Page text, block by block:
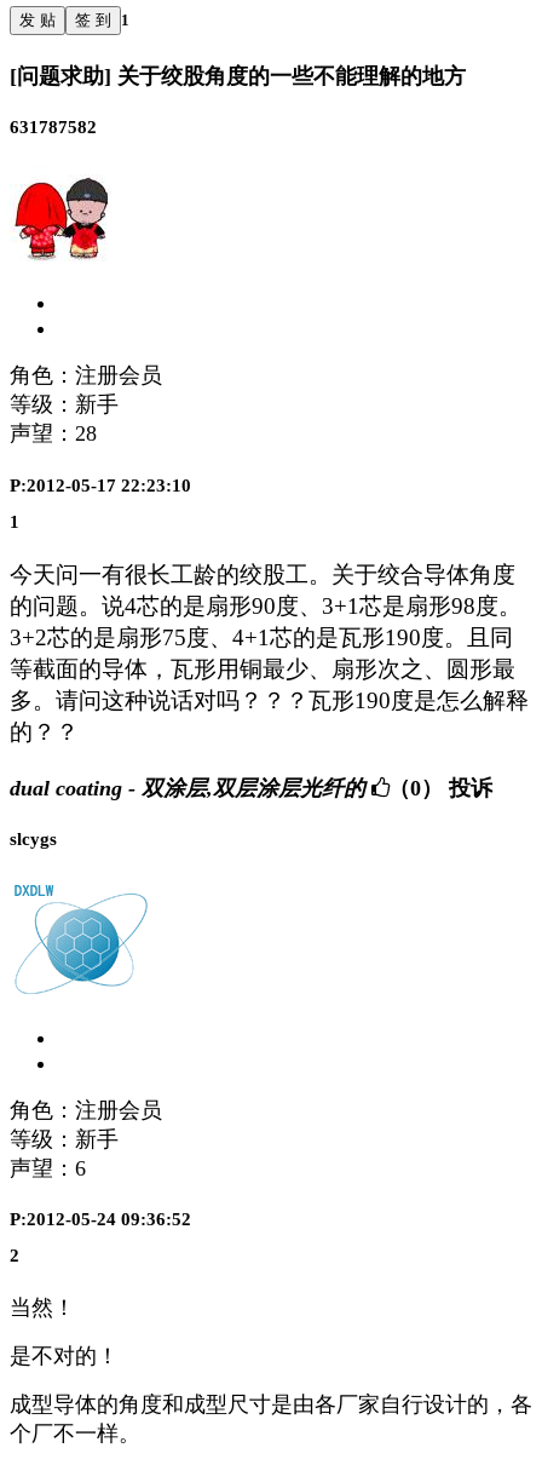
发 贴 签 到 1
[问题求助] 关于绞股角度的一些不能理解的地方
631787582
角色：注册会员
等级：新手
声望： 28
P:2012-05-17 22:23:10
1
今天问一有很长工龄的绞股工。关于绞合导体角度
的问题。说4芯的是扇形90度、3+1芯是扇形98度。
3+2芯的是扇形75度、4+1芯的是瓦形190度。且同
等截面的导体，瓦形用铜最少、扇形次之、圆形最
多。请问这种说话对吗？？？瓦形190度是怎么解释
的？？
dual coating - 双涂层,双层涂层光纤的 （0） 投诉
slcygs
角色：注册会员
等级：新手
声望： 6
P:2012-05-24 09:36:52
2
当然！
是不对的！
成型导体的角度和成型尺寸是由各厂家自行设计的，各
个厂不一样。